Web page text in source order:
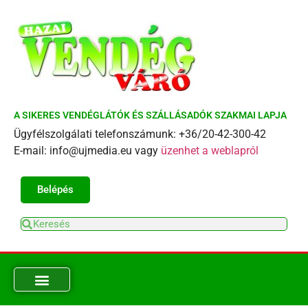
A SIKERES VENDÉGLÁTÓK ÉS SZÁLLÁSADÓK SZAKMAI LAPJA
Ügyfélszolgálati telefonszámunk: +36/20-42-300-42
E-mail: info@ujmedia.eu vagy üzenhet a weblapról
Belépés